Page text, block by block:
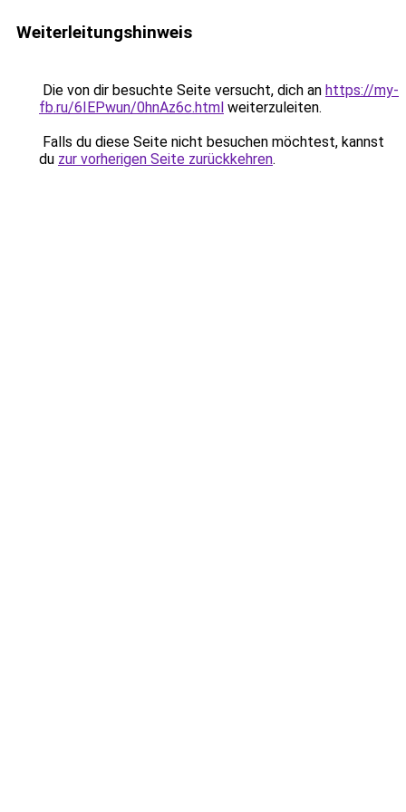
Weiterleitungshinweis
Die von dir besuchte Seite versucht, dich an https://my-
fb.ru/6IEPwun/0hnAz6c.html weiterzuleiten.
Falls du diese Seite nicht besuchen möchtest, kannst
du zur vorherigen Seite zurückkehren.